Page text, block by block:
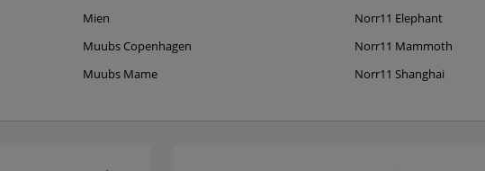
Mien
Muubs Copenhagen
Muubs Mame
Norr11 Elephant
Norr11 Mammoth
Norr11 Shanghai